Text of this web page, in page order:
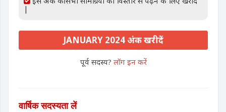
|
JANUARY 2024 अंक खरीदें
पूर्व सदस्य? लॉग इन करें
वार्षिक सदस्यता लें